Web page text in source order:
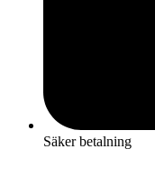
Säker betalning